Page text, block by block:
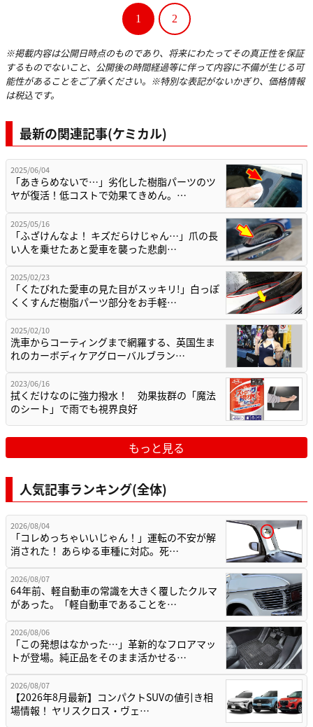
1 2
※掲載内容は公開日時点のものであり、将来にわたってその真正性を保証
するものでないこと、公開後の時間経過等に伴って内容に不備が生じる可
能性があることをご了承ください。※特別な表記がないかぎり、価格情報
は税込です。
最新の関連記事(ケミカル)
2025/06/04
「あきらめないで…」劣化した樹脂パーツのツ
ヤが復活！低コストで効果てきめん。…
2025/05/16
「ふざけんなよ！ キズだらけじゃん…」爪の長
い人を乗せたあと愛車を襲った悲劇…
2025/02/23
「くたびれた愛車の見た目がスッキリ!」白っぽ
くくすんだ樹脂パーツ部分をお手軽…
2025/02/10
洗車からコーティングまで網羅する、英国生ま
れのカーボディケアグローバルブラン…
2023/06/16
拭くだけなのに強力撥水！ 効果抜群の「魔法
のシート」で雨でも視界良好
もっと見る
人気記事ランキング(全体)
2026/08/04
「コレめっちゃいいじゃん！」運転の不安が解
消された！ あらゆる車種に対応。死…
2026/08/07
64年前、軽自動車の常識を大きく覆したクルマ
があった。「軽自動車であることを…
2026/08/06
「この発想はなかった…」革新的なフロアマッ
トが登場。純正品をそのまま活かせる…
2026/08/07
【2026年8月最新】コンパクトSUVの値引き相
場情報！ ヤリスクロス・ヴェ…